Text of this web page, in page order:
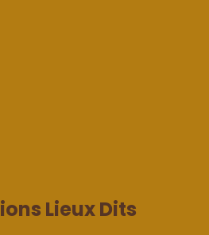
Lieux Dits